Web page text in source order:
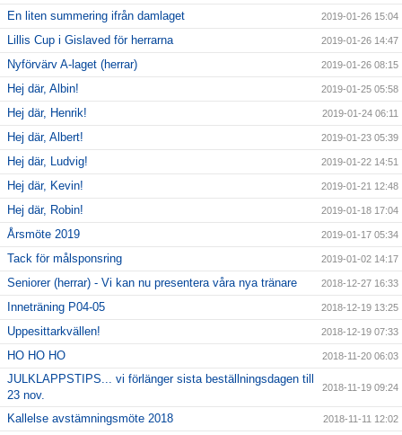
En liten summering ifrån damlaget 2019-01-26 15:04
Lillis Cup i Gislaved för herrarna 2019-01-26 14:47
Nyförvärv A-laget (herrar) 2019-01-26 08:15
Hej där, Albin! 2019-01-25 05:58
Hej där, Henrik! 2019-01-24 06:11
Hej där, Albert! 2019-01-23 05:39
Hej där, Ludvig! 2019-01-22 14:51
Hej där, Kevin! 2019-01-21 12:48
Hej där, Robin! 2019-01-18 17:04
Årsmöte 2019 2019-01-17 05:34
Tack för målsponsring 2019-01-02 14:17
Seniorer (herrar) - Vi kan nu presentera våra nya tränare 2018-12-27 16:33
Inneträning P04-05 2018-12-19 13:25
Uppesittarkvällen! 2018-12-19 07:33
HO HO HO 2018-11-20 06:03
JULKLAPPSTIPS... vi förlänger sista beställningsdagen till
23 nov.
2018-11-19 09:24
Kallelse avstämningsmöte 2018 2018-11-11 12:02